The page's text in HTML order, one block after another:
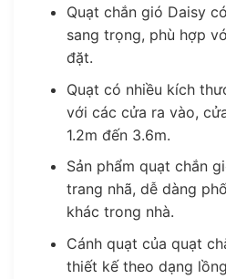
Quạt chắn gió Daisy
sang trọng, phù hợp
đặt.
Quạt có nhiều kích
với các cửa ra vào,
1.2m đến 3.6m.
Sản phẩm quạt chắn
trang nhã, dễ dàng
khác trong nhà.
Cánh quạt của quạt
thiết kế theo dạng